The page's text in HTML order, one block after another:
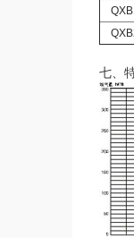
七、